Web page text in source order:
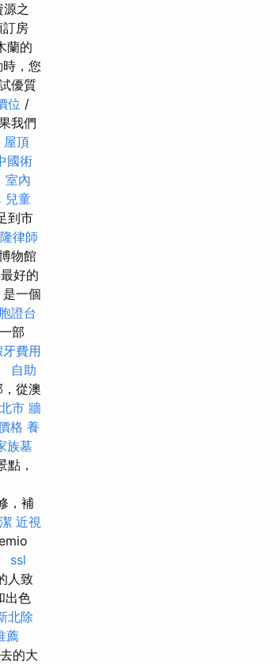
之
訂房
蘭的
，您
優質
位 /
我們
屋頂
國術
室內
兒童
到市
律師
物館
好的
一個
證台
部
牙費用
自助
從澳
市 牆
格 養
族墓
點，
，補
近視
ssl
人致
出色
北除
薦
的大